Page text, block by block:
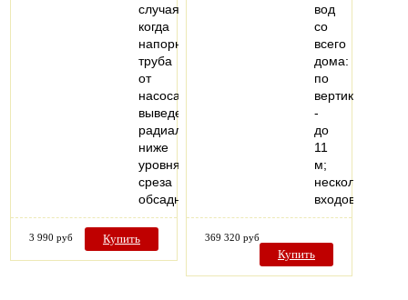
случаях,
когда
напорная
труба
от
насоса
выведена
радиально
ниже
уровня
среза
обсадной…
3 990 руб Купить
вод
со
всего
дома:
по
вертикали
-
до
11
м;
несколько
входов…
369 320 руб
Купить